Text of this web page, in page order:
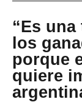
“Es
los
porque
quiere